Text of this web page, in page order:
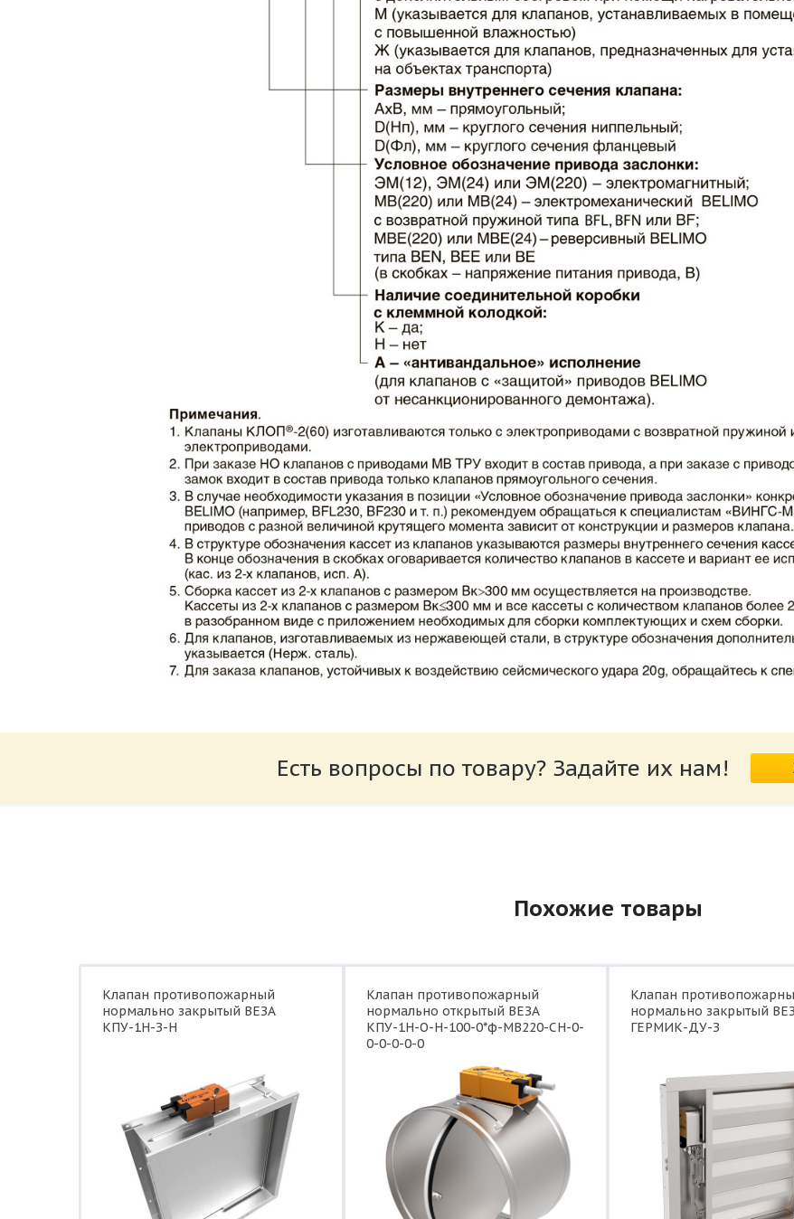
Размер: 862.34 Кб
Характеристики и схемы подключения приводов КЛОП-2.pdf
Есть вопросы по товару? Задайте их нам!
Похожие товары
Клапан противопожарный
нормально закрытый ВЕЗА
КПУ-1Н-З-Н
Клапан противопожарный
нормально открытый ВЕЗА
КПУ-1Н-О-Н-100-0*ф-МВ220-СН-0-
0-0-0-0-0
Клапан
нормально закрытый
ГЕРМИК-ДУ-З